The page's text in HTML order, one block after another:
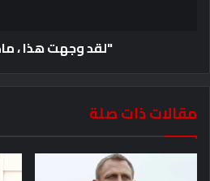
"لقد وجهت هذا ،
مقالات ذات صلة